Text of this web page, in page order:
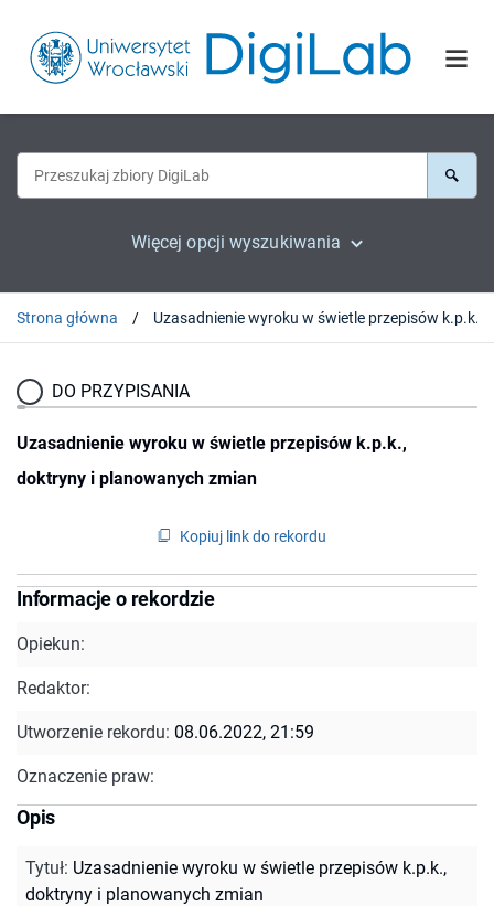
Więcej opcji wyszukiwania
Strona główna
DO PRZYPISANIA
Uzasadnienie wyroku w świetle przepisów k.p.k.,
doktryny i planowanych zmian
Kopiuj link do rekordu
Informacje o rekordzie
Opiekun:
Redaktor:
Utworzenie rekordu: 08.06.2022, 21:59
Oznaczenie praw:
Opis
Tytuł: Uzasadnienie wyroku w świetle przepisów k.p.k.,
doktryny i planowanych zmian